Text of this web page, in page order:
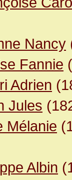
Nancy
Fannie
Adrien
Jules
Mélanie
Albin